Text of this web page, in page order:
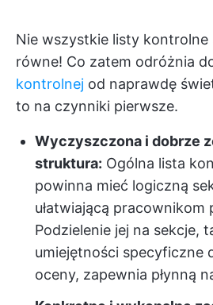
Nie wszystkie listy kontrolne
równe! Co zatem odróżnia
kontrolnej od naprawdę
to na czynniki pierwsze.
Wyczyszczona i dobrze
struktura: Ogólna lista
powinna mieć logiczną
ułatwiającą pracownikom
Podzielenie jej na sekcje,
umiejętności specyficzne
oceny, zapewnia płynną